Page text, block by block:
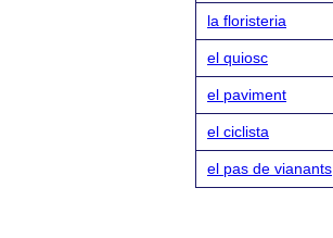
la floristeria
el quiosc
el paviment
el ciclista
el pas de vianants